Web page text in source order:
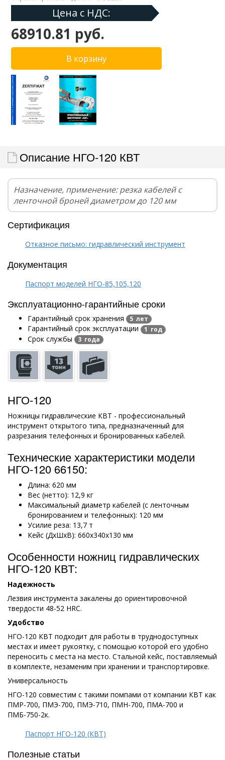
Цена с НДС:
68910.81 руб.
Описание НГО-120 КВТ
Назначение, применение: резка кабелей с
ленточной броней диаметром до 120 мм
Сертификация
Отказное письмо: гидравлический инструмент
Документация
Паспорт моделей НГО-85,105,120
Эксплуатационно-гарантийные сроки
Гарантийный срок хранения 5 лет
Гарантийный срок эксплуатации 1 год
Срок службы 3 года
НГО-120
Ножницы гидравлические КВТ - профессиональный
инструмент открытого типа, предназначенный для
разрезания телефонных и бронированных кабелей.
Технические характеристики модели
НГО-120 66150:
Длина: 620 мм
Вес (нетто): 12,9 кг
Максимальный диаметр кабелей (с ленточным
бронированием и телефонных): 120 мм
Усилие реза: 13,7 т
Кейс (ДхШхВ): 660х340х130 мм
Особенности ножниц гидравлических
НГО-120 КВТ:
Надежность
Лезвия инструмента закалены до ориентировочной
твердости 48-52 HRC.
Удобство
НГО-120 КВТ подходит для работы в труднодоступных
местах и имеет рукоятку, с помощью которой его удобно
переносить с места на место. Стальной кейс, поставляемый
в комплекте, незаменим при хранении и транспортировке.
Универсальность
НГО-120 совместим с такими помпами от компании КВТ как
ПМР-700, ПМЭ-700, ПМЭ-710, ПМН-700, ПМА-700 и
ПМБ-750-2к.
Паспорт НГО-120 (КВТ)
Полезные статьи